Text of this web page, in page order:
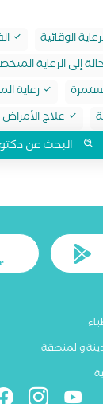
الوقائية
إلى الرعاية
رعاية
علاج الأمراض
البحث عن
والمنطقة